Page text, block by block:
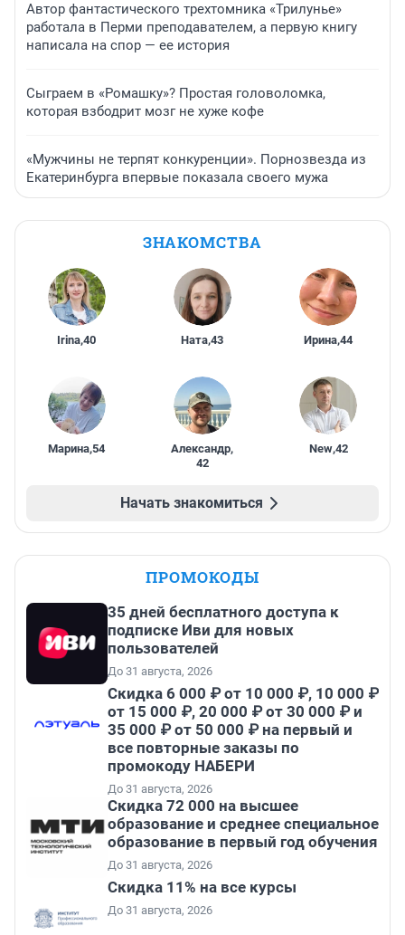
Автор фантастического трехтомника «Трилунье»
работала в Перми преподавателем, а первую книгу
написала на спор — ее история
Сыграем в «Ромашку»? Простая головоломка,
которая взбодрит мозг не хуже кофе
«Мужчины не терпят конкуренции». Порнозвезда из
Екатеринбурга впервые показала своего мужа
ЗНАКОМСТВА
Irina,40 Ната,43 Ирина,44
Марина,54 Александр,
42
New,42
Начать знакомиться
ПРОМОКОДЫ
35 дней бесплатного доступа к
подписке Иви для новых
пользователей
До 31 августа, 2026
Скидка 6 000 ₽ от 10 000 ₽, 10 000 ₽
от 15 000 ₽, 20 000 ₽ от 30 000 ₽ и
35 000 ₽ от 50 000 ₽ на первый и
все повторные заказы по
промокоду НАБЕРИ
До 31 августа, 2026
Скидка 72 000 на высшее
образование и среднее специальное
образование в первый год обучения
До 31 августа, 2026
Скидка 11% на все курсы
До 31 августа, 2026